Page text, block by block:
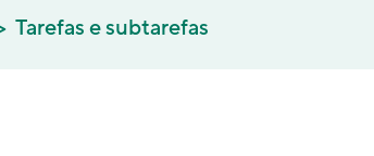
Tarefas e subtarefas